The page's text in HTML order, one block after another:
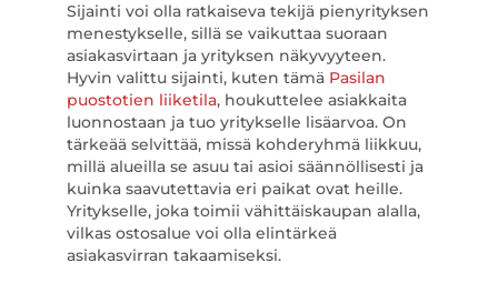
Sijainti voi olla ratkaiseva tekijä pienyrityksen
menestykselle, sillä se vaikuttaa suoraan
asiakasvirtaan ja yrityksen näkyvyyteen.
Hyvin valittu sijainti, kuten tämä Pasilan
puostotien liiketila, houkuttelee asiakkaita
luonnostaan ja tuo yritykselle lisäarvoa. On
tärkeää selvittää, missä kohderyhmä liikkuu,
millä alueilla se asuu tai asioi säännöllisesti ja
kuinka saavutettavia eri paikat ovat heille.
Yritykselle, joka toimii vähittäiskaupan alalla,
vilkas ostosalue voi olla elintärkeä
asiakasvirran takaamiseksi.